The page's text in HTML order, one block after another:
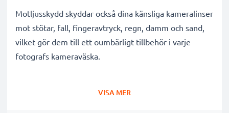
Motljusskydd skyddar också dina känsliga kameralinser
mot stötar, fall, fingeravtryck, regn, damm och sand,
vilket gör dem till ett oumbärligt tillbehör i varje
fotografs kameraväska.
VISA MER